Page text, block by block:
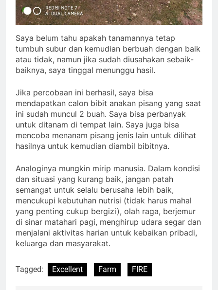
Saya belum tahu apakah tanamannya tetap
tumbuh subur dan kemudian berbuah dengan baik
atau tidak, namun jika sudah diusahakan sebaik-
baiknya, saya tinggal menunggu hasil.
Jika percobaan ini berhasil, saya bisa
mendapatkan calon bibit anakan pisang yang saat
ini sudah muncul 2 buah. Saya bisa perbanyak
untuk ditanam di tempat lain. Saya juga bisa
mencoba menanam pisang jenis lain untuk dilihat
hasilnya untuk kemudian diambil bibitnya.
Analoginya mungkin mirip manusia. Dalam kondisi
dan situasi yang kurang baik, jangan patah
semangat untuk selalu berusaha lebih baik,
mencukupi kebutuhan nutrisi (tidak harus mahal
yang penting cukup bergizi), olah raga, berjemur
di sinar matahari pagi, menghirup udara segar dan
menjalani aktivitas harian untuk kebaikan pribadi,
keluarga dan masyarakat.
Tagged: Excellent Farm FIRE